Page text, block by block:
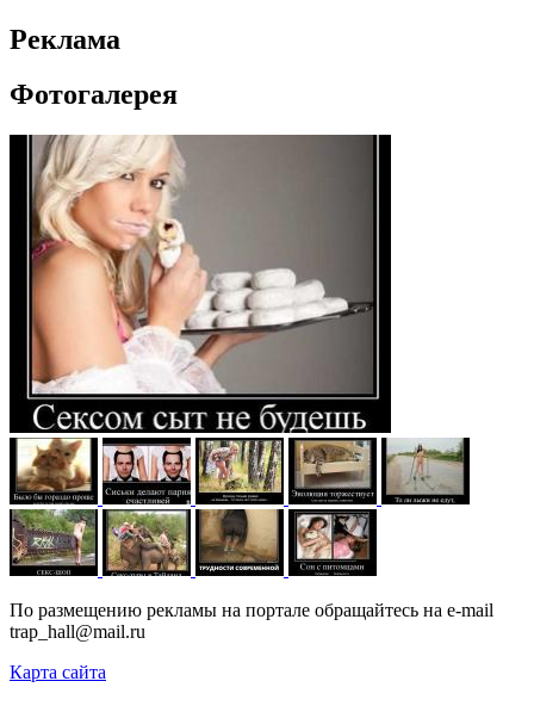
Реклама
Фотогалерея
По размещению рекламы на портале обращайтесь на e-mail
trap_hall@mail.ru
Карта сайта